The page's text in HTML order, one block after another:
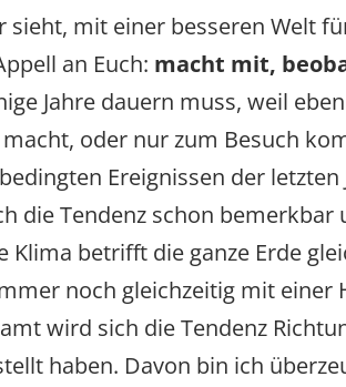
sieht, mit einer besseren Welt
an Euch: macht mit,
Jahre dauern muss, weil
macht, oder nur zum Besuch
Ereignissen der
die Tendenz schon
Klima betrifft die ganze Erde
noch gleichzeitig mit
wird sich die Tendenz
haben. Davon bin ich